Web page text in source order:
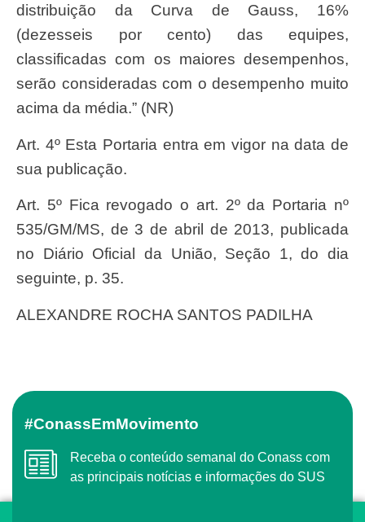
distribuição da Curva de Gauss, 16%
(dezesseis por cento) das equipes,
classificadas com os maiores desempenhos,
serão consideradas com o desempenho muito
acima da média.” (NR)
Art. 4º Esta Portaria entra em vigor na data de
sua publicação.
Art. 5º Fica revogado o art. 2º da Portaria nº
535/GM/MS, de 3 de abril de 2013, publicada
no Diário Oficial da União, Seção 1, do dia
seguinte, p. 35.
ALEXANDRE ROCHA SANTOS PADILHA
#ConassEmMovimento
Receba o conteúdo semanal do Conass com
as principais notícias e informações do SUS